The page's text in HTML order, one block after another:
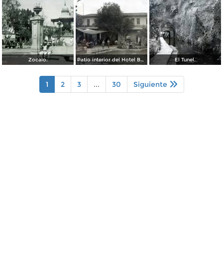
Zocalo. Patio interior del Hotel Banos y Lido, El Tunel.
1 2 3 ... 30 Siguiente